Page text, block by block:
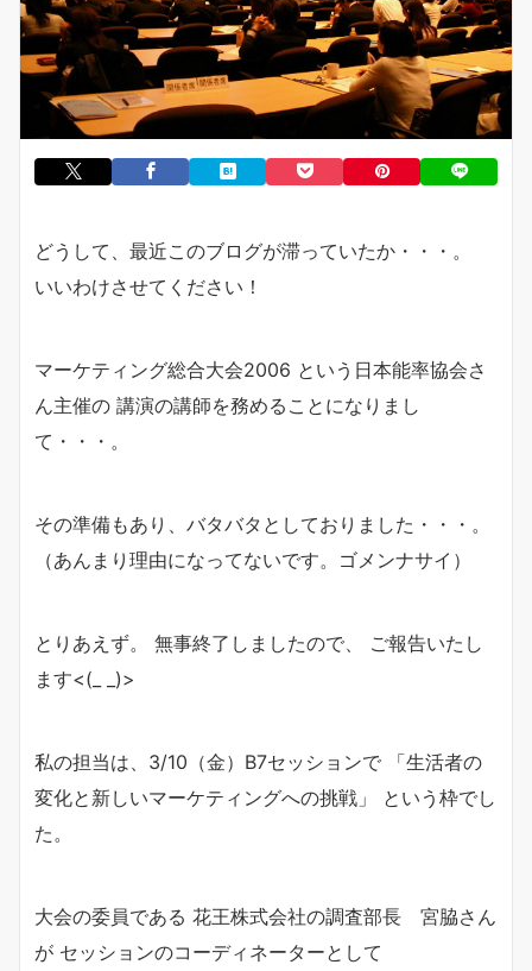
どうして、最近このブログが滞っていたか・・・。
いいわけさせてください！
マーケティング総合大会2006 という日本能率協会さ
ん主催の 講演の講師を務めることになりまし
て・・・。
その準備もあり、バタバタとしておりました・・・。
（あんまり理由になってないです。ゴメンナサイ）
とりあえず。 無事終了しましたので、 ご報告いたし
ます<(_ _)>
私の担当は、3/10（金）B7セッションで 「生活者の
変化と新しいマーケティングへの挑戦」 という枠でし
た。
大会の委員である 花王株式会社の調査部長 宮脇さん
が セッションのコーディネーターとして